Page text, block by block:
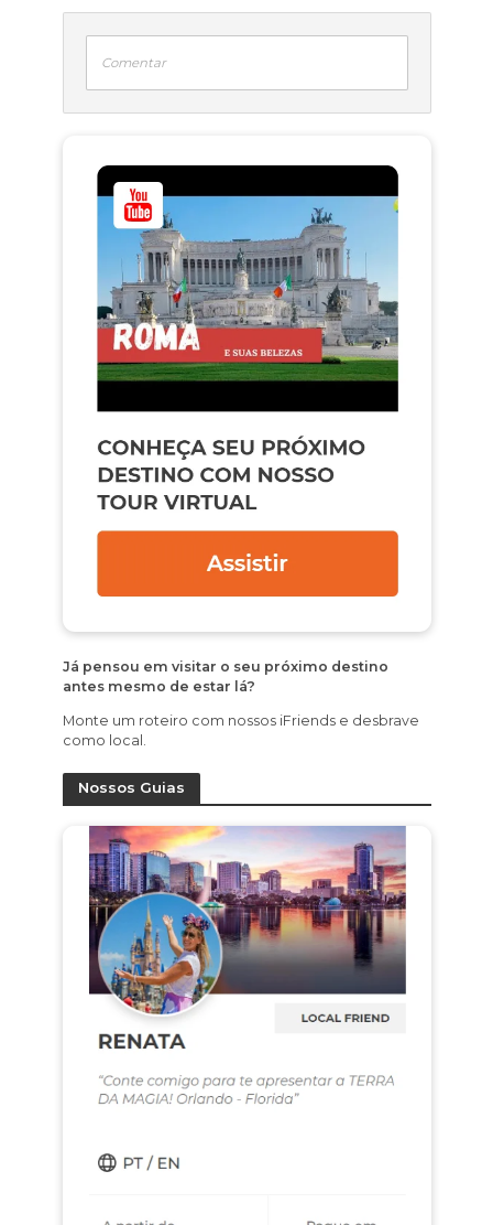
Comentar
Já pensou em visitar o seu próximo destino
antes mesmo de estar lá?
Monte um roteiro com nossos iFriends e desbrave
como local.
Nossos Guias